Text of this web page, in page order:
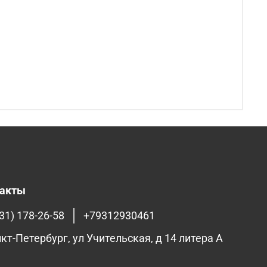
178-26-58
+79312930461
Петербург, ул Учительская, д 14 литера А